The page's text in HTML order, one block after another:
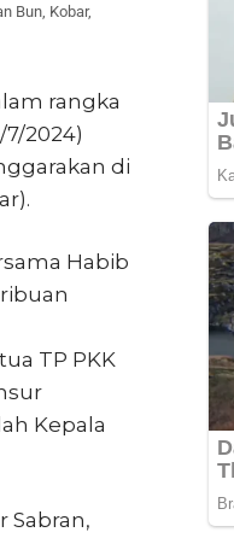
Bun, Kobar,
rangka
2024)
di
Habib
TP PKK
Kepala
Sabran,